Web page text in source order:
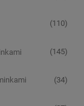
(110)
(145)
(34)